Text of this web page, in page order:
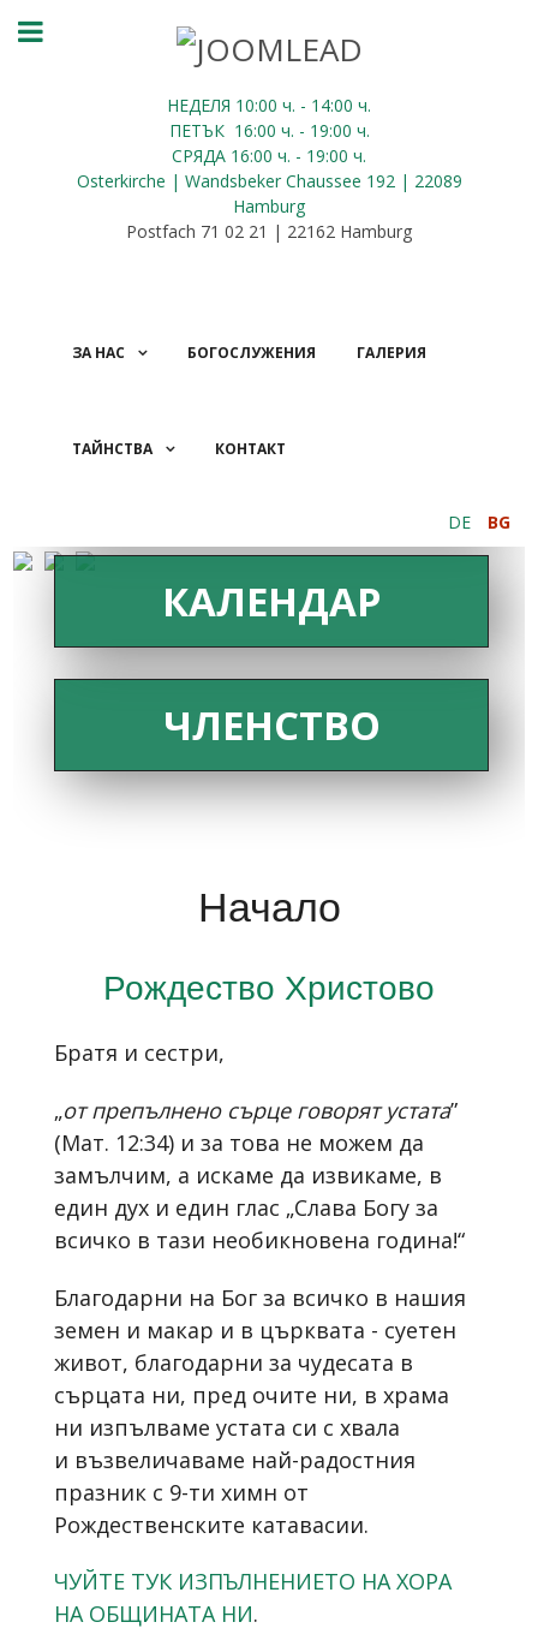
НЕДЕЛЯ 10:00 ч. - 14:00 ч.
ПЕТЪК 16:00 ч. - 19:00 ч.
СРЯДА 16:00 ч. - 19:00 ч.
Osterkirche | Wandsbeker Chaussee 192 | 22089
Hamburg
Postfach 71 02 21 | 22162 Hamburg
ЗА НАС БОГОСЛУЖЕНИЯ ГАЛЕРИЯ
ТАЙНСТВА КОНТАКТ
DE BG
КАЛЕНДАР
ЧЛЕНСТВО
Начало
Рождество Христово
Братя и сестри,
„от препълнено сърце говорят устата”
(Мат. 12:34) и за това не можем да
замълчим, а искаме да извикаме, в
един дух и един глас „Слава Богу за
всичко в тази необикновена година!“
Благодарни на Бог за всичко в нашия
земен и макар и в църквата - суетен
живот, благодарни за чудесата в
сърцата ни, пред очите ни, в храма
ни изпълваме устата си с хвала
и възвеличаваме най-радостния
празник с 9-ти химн от
Рождественските катавасии.
ЧУЙТЕ ТУК ИЗПЪЛНЕНИЕТО НА ХОРА
НА ОБЩИНАТА НИ.